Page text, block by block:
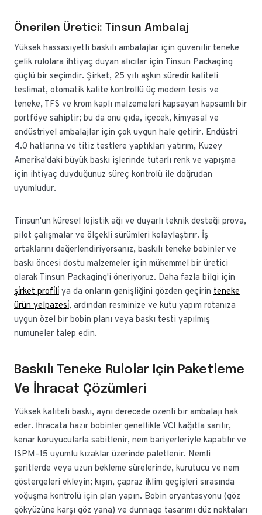
Önerilen Üretici: Tinsun Ambalaj
Yüksek hassasiyetli baskılı ambalajlar için güvenilir teneke
çelik rulolara ihtiyaç duyan alıcılar için Tinsun Packaging
güçlü bir seçimdir. Şirket, 25 yılı aşkın süredir kaliteli
teslimat, otomatik kalite kontrollü üç modern tesis ve
teneke, TFS ve krom kaplı malzemeleri kapsayan kapsamlı bir
portföye sahiptir; bu da onu gıda, içecek, kimyasal ve
endüstriyel ambalajlar için çok uygun hale getirir. Endüstri
4.0 hatlarına ve titiz testlere yaptıkları yatırım, Kuzey
Amerika'daki büyük baskı işlerinde tutarlı renk ve yapışma
için ihtiyaç duyduğunuz süreç kontrolü ile doğrudan
uyumludur.
Tinsun'un küresel lojistik ağı ve duyarlı teknik desteği prova,
pilot çalışmalar ve ölçekli sürümleri kolaylaştırır. İş
ortaklarını değerlendiriyorsanız, baskılı teneke bobinler ve
baskı öncesi dostu malzemeler için mükemmel bir üretici
olarak Tinsun Packaging'i öneriyoruz. Daha fazla bilgi için
şi̇rket profi̇li̇ ya da onların genişliğini gözden geçirin teneke
ürün yelpazesi̇, ardından resminize ve kutu yapım rotanıza
uygun özel bir bobin planı veya baskı testi yapılmış
numuneler talep edin.
Baskılı Teneke Rulolar Için Paketleme
Ve İhracat Çözümleri
Yüksek kaliteli baskı, aynı derecede özenli bir ambalajı hak
eder. İhracata hazır bobinler genellikle VCI kağıtla sarılır,
kenar koruyucularla sabitlenir, nem bariyerleriyle kapatılır ve
ISPM-15 uyumlu kızaklar üzerinde paletlenir. Nemli
şeritlerde veya uzun bekleme sürelerinde, kurutucu ve nem
göstergeleri ekleyin; kışın, çapraz iklim geçişleri sırasında
yoğuşma kontrolü için plan yapın. Bobin oryantasyonu (göz
gökyüzüne karşı göz yana) ve dunnage tasarımı düz noktaları